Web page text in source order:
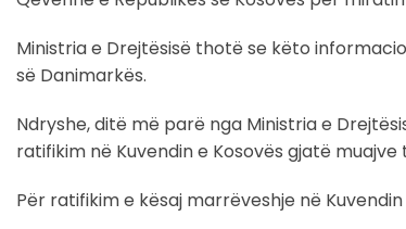
Ministria e Drejtësisë thotë se këto
së Danimarkës.
Ndryshe, ditë më parë nga Ministria e
ratifikim në Kuvendin e Kosovës gjatë muajve
Për ratifikim e kësaj marrëveshje në